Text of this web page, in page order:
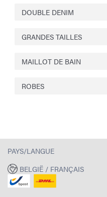
DOUBLE DENIM
GRANDES TAILLES
MAILLOT DE BAIN
ROBES
PAYS/LANGUE
BELGIË / FRANÇAIS